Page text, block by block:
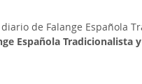
de Falange Española
Española Tradicionalista